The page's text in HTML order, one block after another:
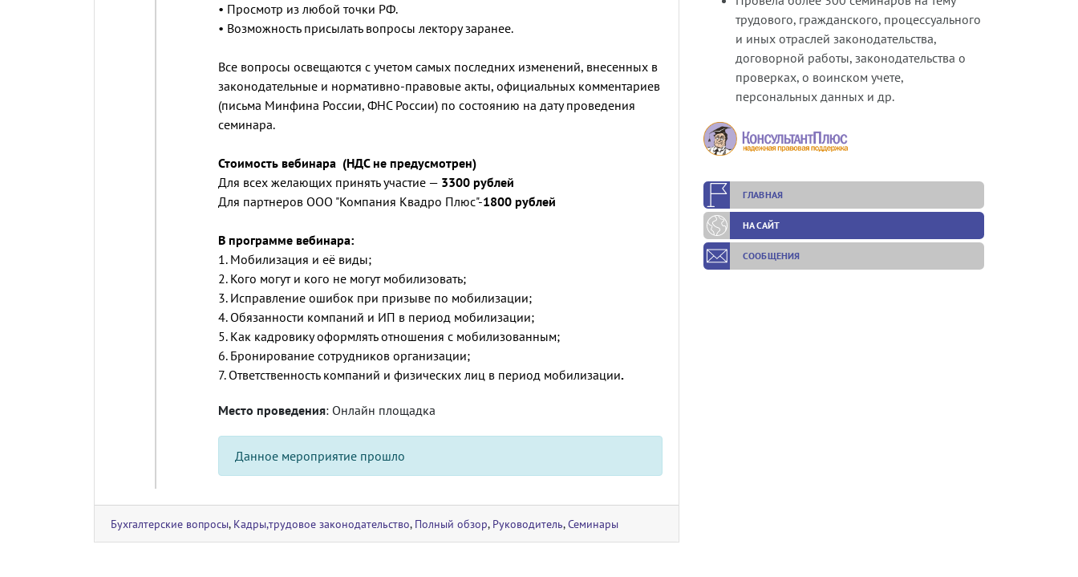
• Просмотр из любой точки РФ.
• Возможность присылать вопросы лектору заранее.
Все вопросы освещаются с учетом самых последних изменений, внесенных в
законодательные и нормативно-правовые акты, официальных комментариев
(письма Минфина России, ФНС России) по состоянию на дату проведения
семинара.
Стоимость вебинара (НДС не предусмотрен)
Для всех желающих принять участие — 3300 рублей
Для партнеров ООО "Компания Квадро Плюс"-1800 рублей
В программе вебинара:
1. Мобилизация и её виды;
2. Кого могут и кого не могут мобилизовать;
3. Исправление ошибок при призыве по мобилизации;
4. Обязанности компаний и ИП в период мобилизации;
5. Как кадровику оформлять отношения с мобилизованным;
6. Бронирование сотрудников организации;
7. Ответственность компаний и физических лиц в период мобилизации.
Место проведения: Онлайн площадка
Данное мероприятие прошло
Бухгалтерские вопросы, Кадры,трудовое законодательство, Полный обзор, Руководитель,Семинары
трудового, гражданского, процессуального
и иных отраслей законодательства,
договорной работы, законодательства о
проверках, о воинском учете,
персональных данных и др.
ГЛАВНАЯ
НА САЙТ
СООБЩЕНИЯ